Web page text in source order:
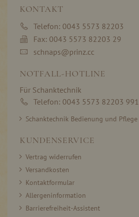
KONTAKT
Telefon: 0043 5573 82203
Fax: 0043 5573 82203 29
schnaps@prinz.cc
NOTFALL-HOTLINE
Für Schanktechnik
Telefon: 0043 5573 82203 991
Schanktechnik Bedienung und Pflege
KUNDENSERVICE
Vertrag widerrufen
Versandkosten
Kontaktformular
Allergeninformation
Barrierefreiheit-Assistent